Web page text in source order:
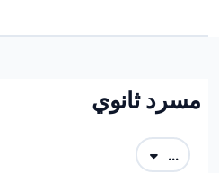
واجهة جانبية
مسرد ثانوي
... تصدير المصطلحات